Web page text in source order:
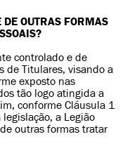
OUTRAS FORMAS
controlado e de
de Titulares, visando a
exposto nas
tão logo atingida a
conforme Cláusula 1
a Legião
outras formas tratar